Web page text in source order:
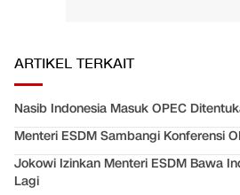
ARTIKEL TERKAIT
Nasib Indonesia Masuk OPEC
Menteri ESDM Sambangi Konferensi
Jokowi Izinkan Menteri ESDM Bawa
Lagi